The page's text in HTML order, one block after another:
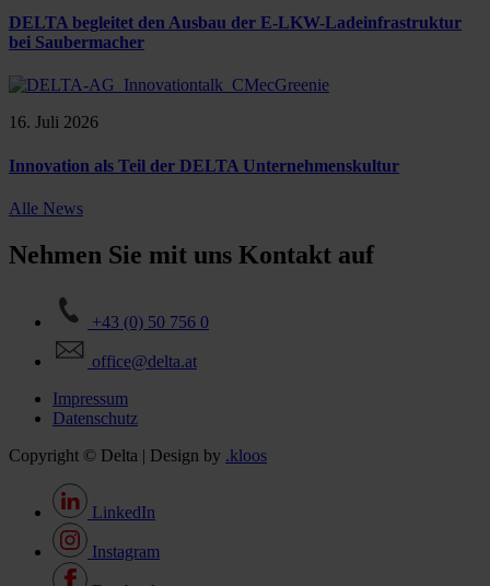
DELTA begleitet den Ausbau der E-LKW-Ladeinfrastruktur
bei Saubermacher
16. Juli 2026
Innovation als Teil der DELTA Unternehmenskultur
Alle News
Nehmen Sie mit uns Kontakt auf
+43 (0) 50 756 0
office@delta.at
Impressum
Datenschutz
Copyright © Delta | Design by .kloos
LinkedIn
Instagram